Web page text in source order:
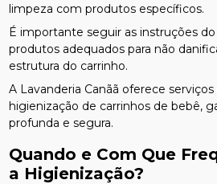
limpeza com produtos específicos.
É importante seguir as instruções
produtos adequados para não
estrutura do carrinho.
A Lavanderia Canãã oferece
higienização de carrinhos de bebê,
profunda e segura.
Quando e Com Que
a Higienização?